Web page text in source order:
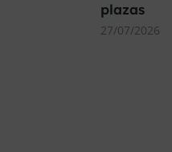
plazas
27/07/2026